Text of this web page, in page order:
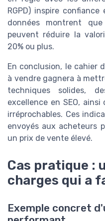
RGPD) inspire
données montrent
peuvent réduire la
20% ou plus.
En conclusion, le cahier
à vendre gagnera à
techniques solides,
excellence en SEO,
irréprochables. Ces
envoyés aux acheteurs
un prix de vente élevé.
Cas pratique :
charges qui a
Exemple concret